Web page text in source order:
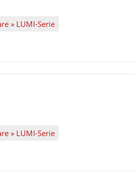
» LUMI-Serie
» LUMI-Serie